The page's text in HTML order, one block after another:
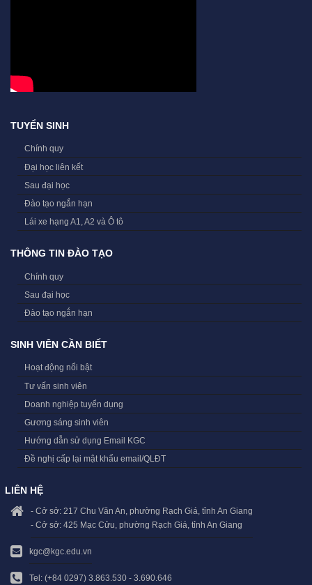
TUYỂN SINH
Chính quy
Đại học liên kết
Sau đại học
Đào tạo ngắn hạn
Lái xe hạng A1, A2 và Ô tô
THÔNG TIN ĐÀO TẠO
Chính quy
Sau đại học
Đào tạo ngắn hạn
SINH VIÊN CẦN BIẾT
Hoạt động nổi bật
Tư vấn sinh viên
Doanh nghiệp tuyển dụng
Gương sáng sinh viên
Hướng dẫn sử dụng Email KGC
Đề nghị cấp lại mật khẩu email/QLĐT
LIÊN HỆ
- Cở sở: 217 Chu Văn An, phường Rạch Giá, tỉnh An Giang
- Cở sở: 425 Mạc Cửu, phường Rạch Giá, tỉnh An Giang
kgc@kgc.edu.vn
Tel: (+84 0297) 3.863.530 - 3.690.646